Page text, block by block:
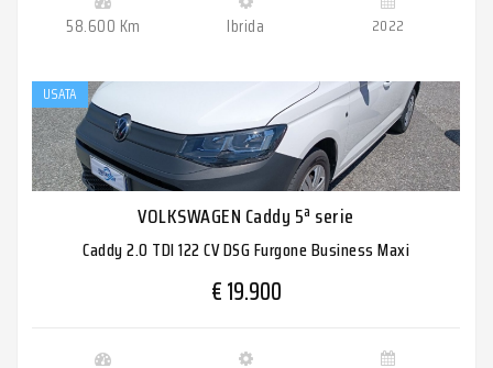
58.600 Km Ibrida 2022
USATA
VOLKSWAGEN Caddy 5ª serie
Caddy 2.0 TDI 122 CV DSG Furgone Business Maxi
€ 19.900